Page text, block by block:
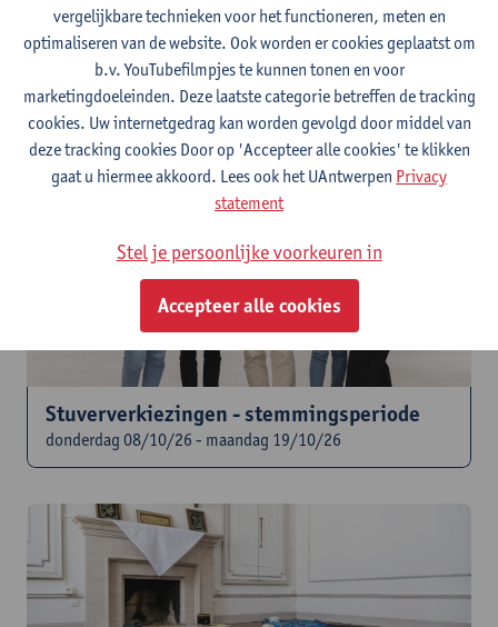
Openingsviering
donderdag 08/10/26
Stuververkiezingen - stemmingsperiode
donderdag 08/10/26 - maandag 19/10/26
vergelijkbare technieken voor het functioneren, meten en
optimaliseren van de website. Ook worden er cookies geplaatst om
b.v. YouTubefilmpjes te kunnen tonen en voor
marketingdoeleinden. Deze laatste categorie betreffen de tracking
cookies. Uw internetgedrag kan worden gevolgd door middel van
deze tracking cookies Door op 'Accepteer alle cookies' te klikken
gaat u hiermee akkoord. Lees ook het UAntwerpen Privacy
statement
Stel je persoonlijke voorkeuren in
Accepteer alle cookies